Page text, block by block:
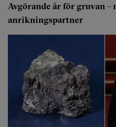
Avgörande år för gruvan –
anrikningspartner